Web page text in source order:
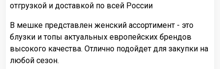
отгрузкой и доставкой по всей России
В мешке представлен женский ассортимент - это
блузки и топы актуальных европейских брендов
высокого качества. Отлично подойдет для закупки на
любой сезон.